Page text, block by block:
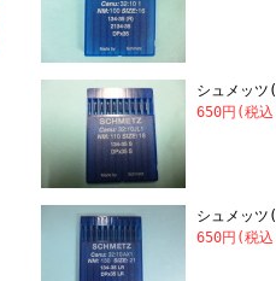
シュメッ
650円(税
シュメッ
650円(税